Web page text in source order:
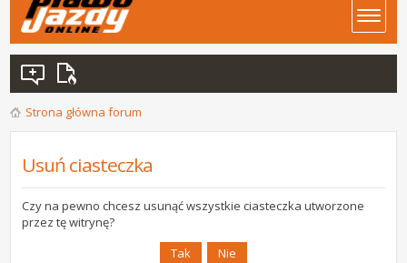
Strona główna forum
Usuń ciasteczka
Czy na pewno chcesz usunąć wszystkie ciasteczka utworzone
przez tę witrynę?